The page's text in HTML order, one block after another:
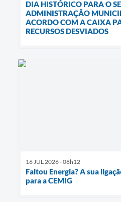
DIA HISTÓRICO PARA O
ADMINISTRAÇÃO
ACORDO COM A CAIXA
RECURSOS DESVIADOS
16 JUL 2026 - 08h12
Faltou Energia? A sua
para a CEMIG